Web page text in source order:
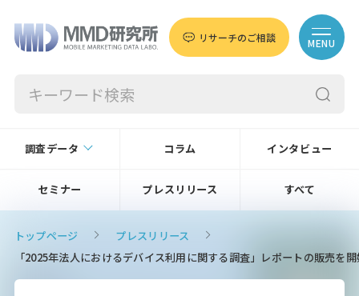
リサーチのご相談 MENU
調査データ コラム インタビュー
セミナー プレスリリース すべて
トップページ
プレスリリース
「2025年法人におけるデバイス利用に関する調査」レポートの販売を